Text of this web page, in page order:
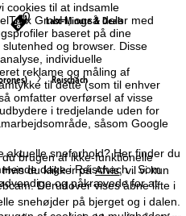
cookies til at indsamle
GmbH, også deler med
baseret på dine
og browser. Disse
individuelle
reklame og måling af
til dette (som til enhver
omfatter overførsel af visse
i tredjelande uden for
såsom Google
brugen af ikke-funktionelle
Hvis du klikker påAfvis, vil vi kun
og påkrævede for at
Last-Minute & Deals
Reischach
aktuelle sneforhold? Her finder du
dage i Reischach . Som
Derudover vises åbne lifte i
snehøjder på bjerget og i dalen.